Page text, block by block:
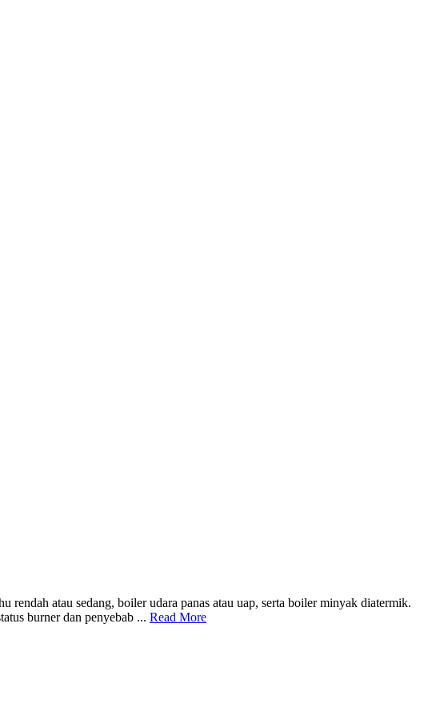
atau sedang, boiler udara panas atau uap, serta boiler minyak diatermik.
burner dan penyebab ... Read More